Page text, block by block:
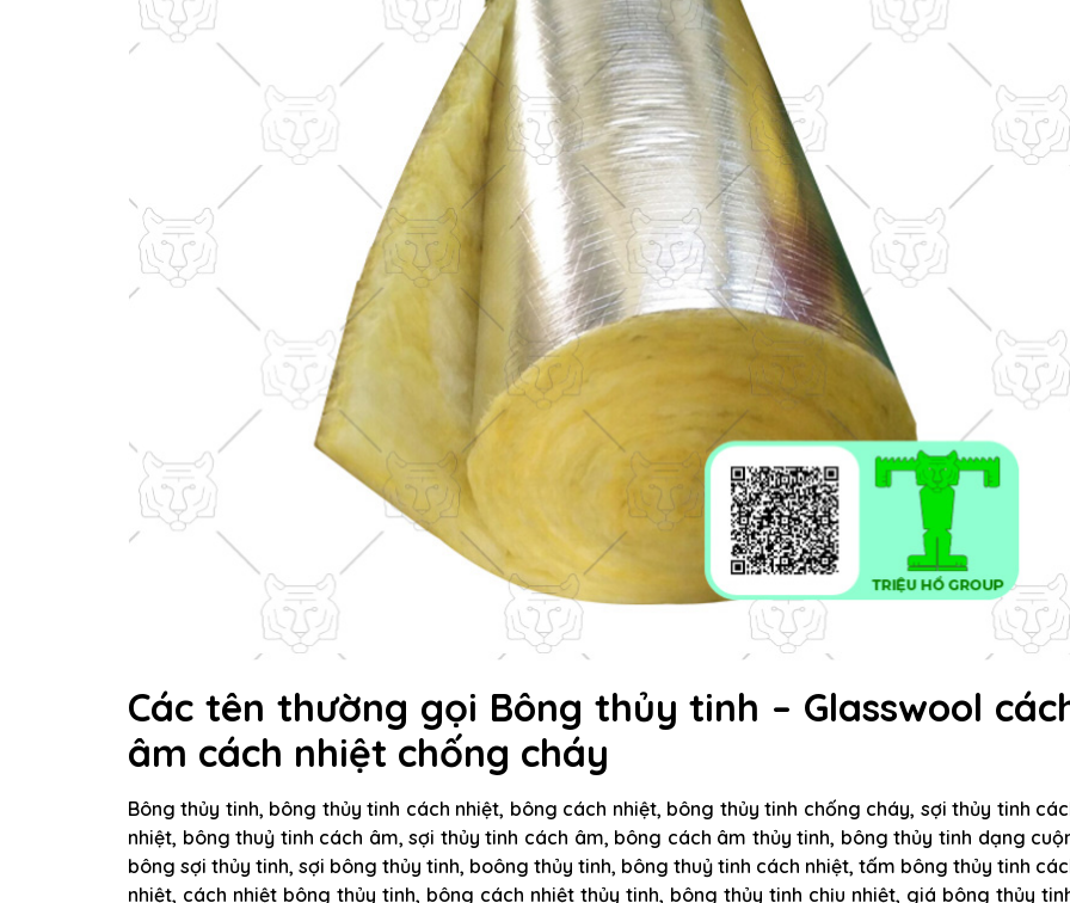
Các tên thường gọi Bông thủy tinh – Glasswool
âm cách nhiệt chống cháy
Bông thủy tinh, bông thủy tinh cách nhiệt, bông cách nhiệt, bông thủy tinh chống cháy, sợi thủy tinh
nhiệt, bông thuỷ tinh cách âm, sợi thủy tinh cách âm, bông cách âm thủy tinh, bông thủy tinh dạng
bông sợi thủy tinh, sợi bông thủy tinh, boông thủy tinh, bông thuỷ tinh cách nhiệt, tấm bông thủy tinh
nhiệt, cách nhiệt bông thủy tinh, bông cách nhiệt thủy tinh, bông thủy tinh chịu nhiệt, giá bông thủy